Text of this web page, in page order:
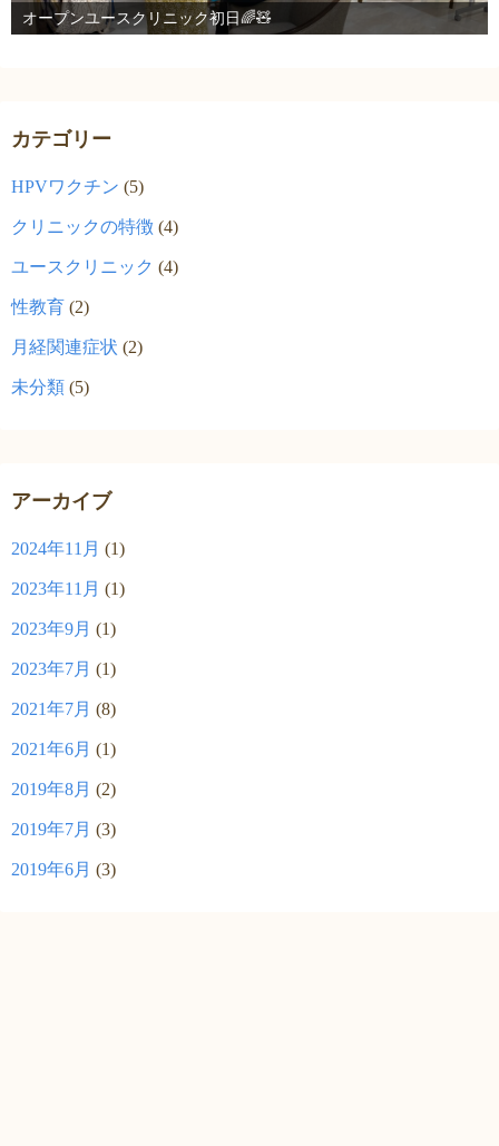
オープンユースクリニック初日🌈🧸
カテゴリー
HPVワクチン (5)
クリニックの特徴 (4)
ユースクリニック (4)
性教育 (2)
月経関連症状 (2)
未分類 (5)
アーカイブ
2024年11月 (1)
2023年11月 (1)
2023年9月 (1)
2023年7月 (1)
2021年7月 (8)
2021年6月 (1)
2019年8月 (2)
2019年7月 (3)
2019年6月 (3)